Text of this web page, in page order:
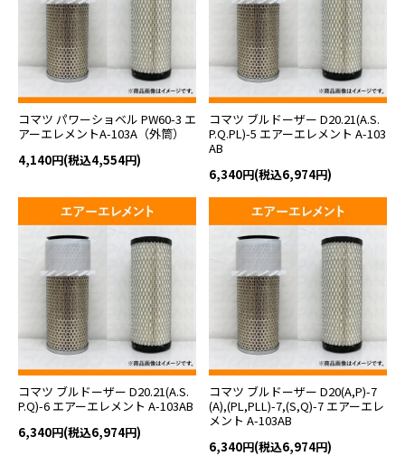
コマツ パワーショベル PW60-3 エ
アーエレメントA-103A（外筒）
4,140円(税込4,554円)
コマツ ブルドーザー D20.21(A.S.
P.Q.PL)-5 エアーエレメント A-103
AB
6,340円(税込6,974円)
コマツ ブルドーザー D20.21(A.S.
P.Q)-6 エアーエレメント A-103AB
6,340円(税込6,974円)
コマツ ブルドーザー D20(A,P)-7
(A),(PL,PLL)-7,(S,Q)-7 エアーエレ
メント A-103AB
6,340円(税込6,974円)